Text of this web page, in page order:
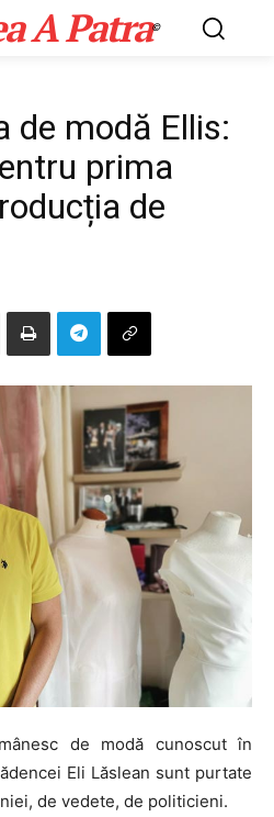
A Patra©
de modă Ellis:
prima
de
de modă cunoscut în
Eli Lăslean sunt purtate
de vedete, de politicieni.